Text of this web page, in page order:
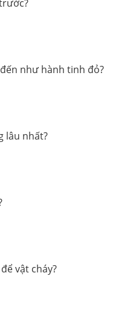
như hành tinh đỏ?
lâu nhất?
vật cháy?